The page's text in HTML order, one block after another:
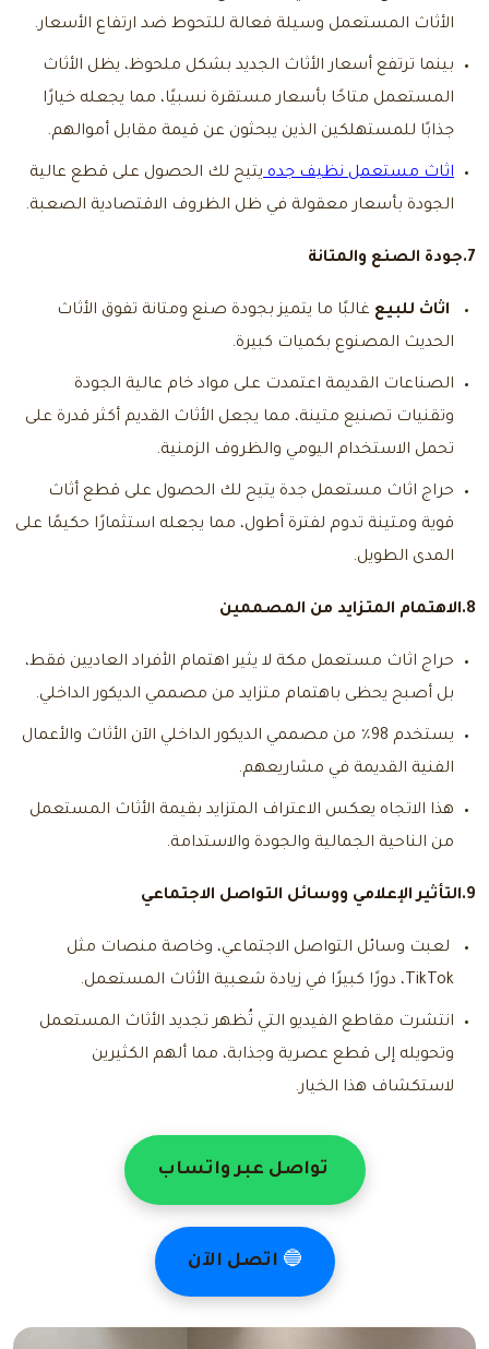
الأثاث المستعمل وسيلة فعالة للتحوط ضد ارتفاع الأسعار.
بينما ترتفع أسعار الأثاث الجديد بشكل ملحوظ، يظل الأثاث
المستعمل متاحًا بأسعار مستقرة نسبيًا، مما يجعله خيارًا
جذابًا للمستهلكين الذين يبحثون عن قيمة مقابل أموالهم.
اثاث مستعمل نظيف جدهيتيح لك الحصول على قطع عالية
الجودة بأسعار معقولة في ظل الظروف الاقتصادية الصعبة.
7.جودة الصنع والمتانة
اثاث للبيع غالبًا ما يتميز بجودة صنع ومتانة تفوق الأثاث
الحديث المصنوع بكميات كبيرة.
الصناعات القديمة اعتمدت على مواد خام عالية الجودة
وتقنيات تصنيع متينة، مما يجعل الأثاث القديم أكثر قدرة على
تحمل الاستخدام اليومي والظروف الزمنية.
حراج اثاث مستعمل جدة يتيح لك الحصول على قطع أثاث
قوية ومتينة تدوم لفترة أطول، مما يجعله استثمارًا حكيمًا على
المدى الطويل.
8.الاهتمام المتزايد من المصممين
حراج اثاث مستعمل مكة لا يثير اهتمام الأفراد العاديين فقط،
بل أصبح يحظى باهتمام متزايد من مصممي الديكور الداخلي.
يستخدم 98٪ من مصممي الديكور الداخلي الآن الأثاث والأعمال
الفنية القديمة في مشاريعهم.
هذا الاتجاه يعكس الاعتراف المتزايد بقيمة الأثاث المستعمل
من الناحية الجمالية والجودة والاستدامة.
9.التأثير الإعلامي ووسائل التواصل الاجتماعي
لعبت وسائل التواصل الاجتماعي، وخاصة منصات مثل
TikTok، دورًا كبيرًا في زيادة شعبية الأثاث المستعمل.
انتشرت مقاطع الفيديو التي تُظهر تجديد الأثاث المستعمل
وتحويله إلى قطع عصرية وجذابة، مما ألهم الكثيرين
لاستكشاف هذا الخيار.
تواصل عبر واتساب
🔵 اتصل الآن